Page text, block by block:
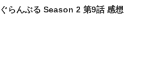
ぐらんぶる Season 2 第9話 感想